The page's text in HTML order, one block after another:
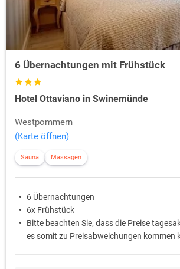
6 Übernachtungen mit Frühstück
Hotel Ottaviano in Swinemünde
Westpommern
(Karte öffnen)
Sauna Massagen
6 Übernachtungen
6x Frühstück
Bitte beachten Sie, dass die Preise
es somit zu Preisabweichungen kommen